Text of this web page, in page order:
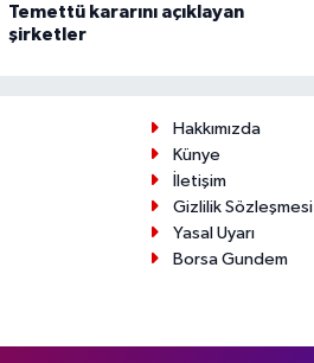
Temettü kararını açıklayan
şirketler
Hakkımızda
Künye
İletişim
Gizlilik Sözleşmesi
Yasal Uyarı
Borsa Gundem